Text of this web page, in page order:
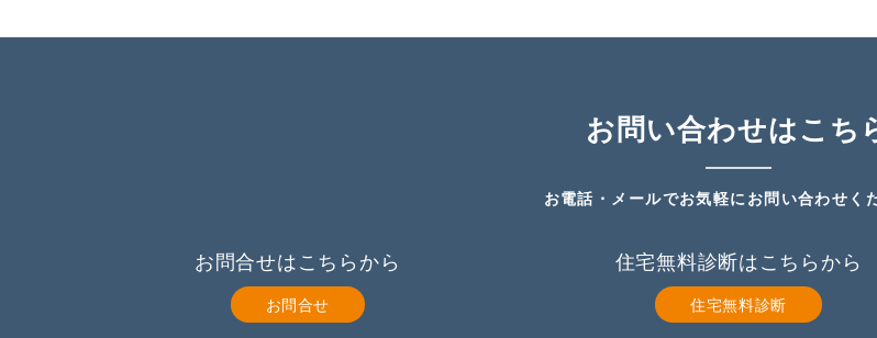
お問い合わせはこち
お電話・メールでお気軽にお問い合わせく
お問合せはこちらから
お問合せ
住宅無料診断はこちらから
住宅無料診断